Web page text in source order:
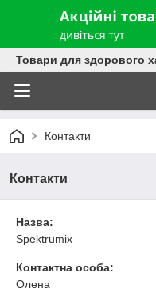
Товари для здорового
Контакти
Контакти
Назва:
Spektrumix
Контактна особа:
Олена